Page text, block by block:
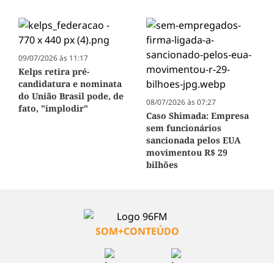
09/07/2026 às 11:17
Kelps retira pré-
candidatura e nominata
do União Brasil pode, de
fato, "implodir"
08/07/2026 às 07:27
Caso Shimada: Empresa
sem funcionários
sancionada pelos EUA
movimentou R$ 29
bilhões
SOM+CONTEÚDO